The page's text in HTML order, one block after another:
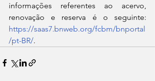
informações referentes ao acervo,
https://saas7.bnweb.org/fcbm/bnportal
/pt-BR/.